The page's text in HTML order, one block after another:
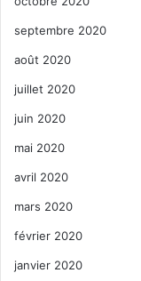
septembre 2020
août 2020
juillet 2020
juin 2020
mai 2020
avril 2020
mars 2020
février 2020
janvier 2020